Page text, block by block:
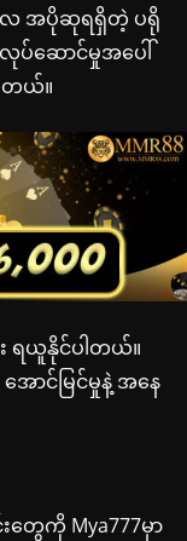
ေ အပိုဆုရရှိတဲ့ ပရို
ပ်ဆောင်မှုအပေါ်
တယ်။
ရယူနိုင်ပါတယ်။
ောင်မြင်မှုနဲ့ အနေ
ေကို Mya777မှာ